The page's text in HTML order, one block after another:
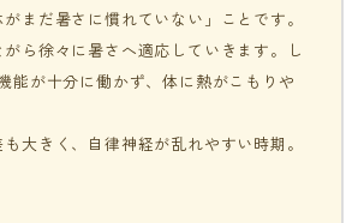
まだ暑さに慣れていない」ことです。
ら徐々に暑さへ適応していきます。し
能が十分に働かず、体に熱がこもりや
大きく、自律神経が乱れやすい時期。